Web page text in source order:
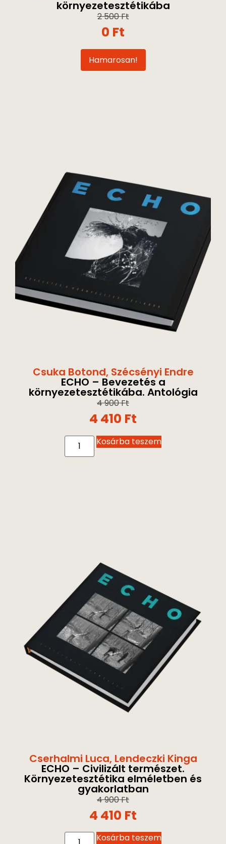
Csuka Botond,Szécsényi Endre
ECHO – Bevezetés a
környezetesztétikába
2 500Ft
0Ft
Csuka Botond,Szécsényi Endre
ECHO – Bevezetés a
környezetesztétikába. Antológia
4 410Ft
Cserhalmi Luca,Lendeczki Kinga
ECHO – Civilizált természet.
Környezetesztétika elméletben és
gyakorlatban